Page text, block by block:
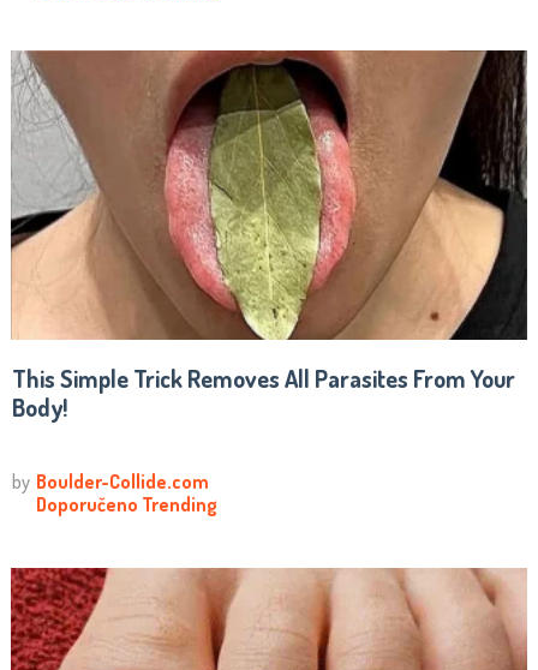
This Simple Trick Removes All Parasites From Your
Body!